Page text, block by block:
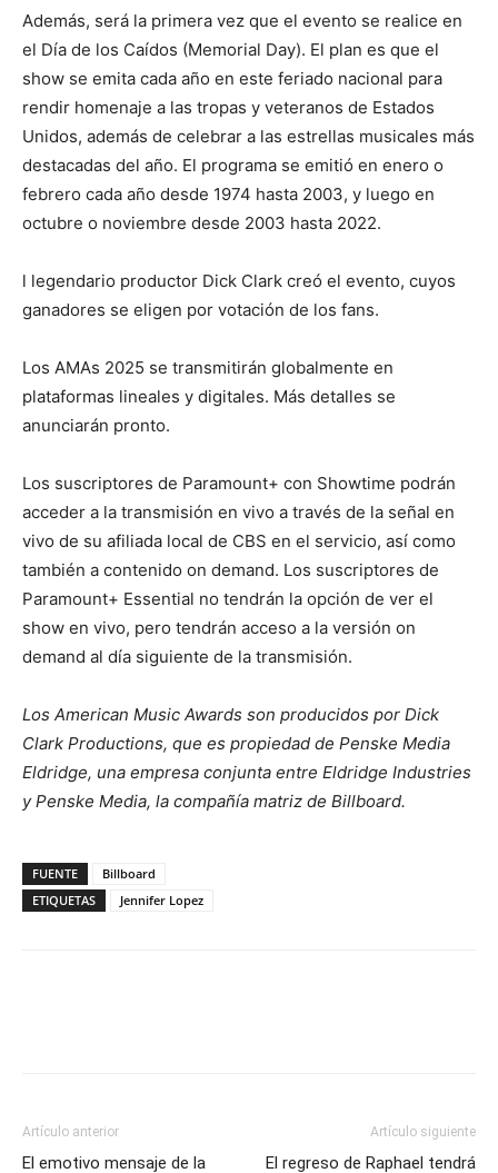
Además, será la primera vez que el evento se realice en
el Día de los Caídos (Memorial Day). El plan es que el
show se emita cada año en este feriado nacional para
rendir homenaje a las tropas y veteranos de Estados
Unidos, además de celebrar a las estrellas musicales más
destacadas del año. El programa se emitió en enero o
febrero cada año desde 1974 hasta 2003, y luego en
octubre o noviembre desde 2003 hasta 2022.
l legendario productor Dick Clark creó el evento, cuyos
ganadores se eligen por votación de los fans.
Los AMAs 2025 se transmitirán globalmente en
plataformas lineales y digitales. Más detalles se
anunciarán pronto.
Los suscriptores de Paramount+ con Showtime podrán
acceder a la transmisión en vivo a través de la señal en
vivo de su afiliada local de CBS en el servicio, así como
también a contenido on demand. Los suscriptores de
Paramount+ Essential no tendrán la opción de ver el
show en vivo, pero tendrán acceso a la versión on
demand al día siguiente de la transmisión.
Los American Music Awards son producidos por Dick
Clark Productions, que es propiedad de Penske Media
Eldridge, una empresa conjunta entre Eldridge Industries
y Penske Media, la compañía matriz de Billboard.
FUENTE
Billboard
ETIQUETAS
Jennifer Lopez
Artículo anterior
El emotivo mensaje de la
Artículo siguiente
El regreso de Raphael tendrá